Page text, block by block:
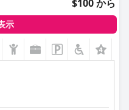
$100 から
示